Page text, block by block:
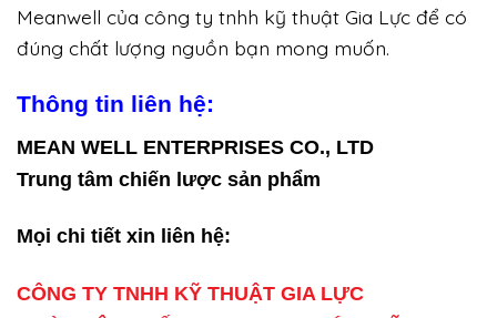
Meanwell của công ty tnhh kỹ thuật Gia Lực để có
đúng chất lượng nguồn bạn mong muốn.
Thông tin liên hệ:
MEAN WELL ENTERPRISES CO., LTD
Trung tâm chiến lược sản phẩm
Mọi chi tiết xin liên hệ:
CÔNG TY TNHH KỸ THUẬT GIA LỰC